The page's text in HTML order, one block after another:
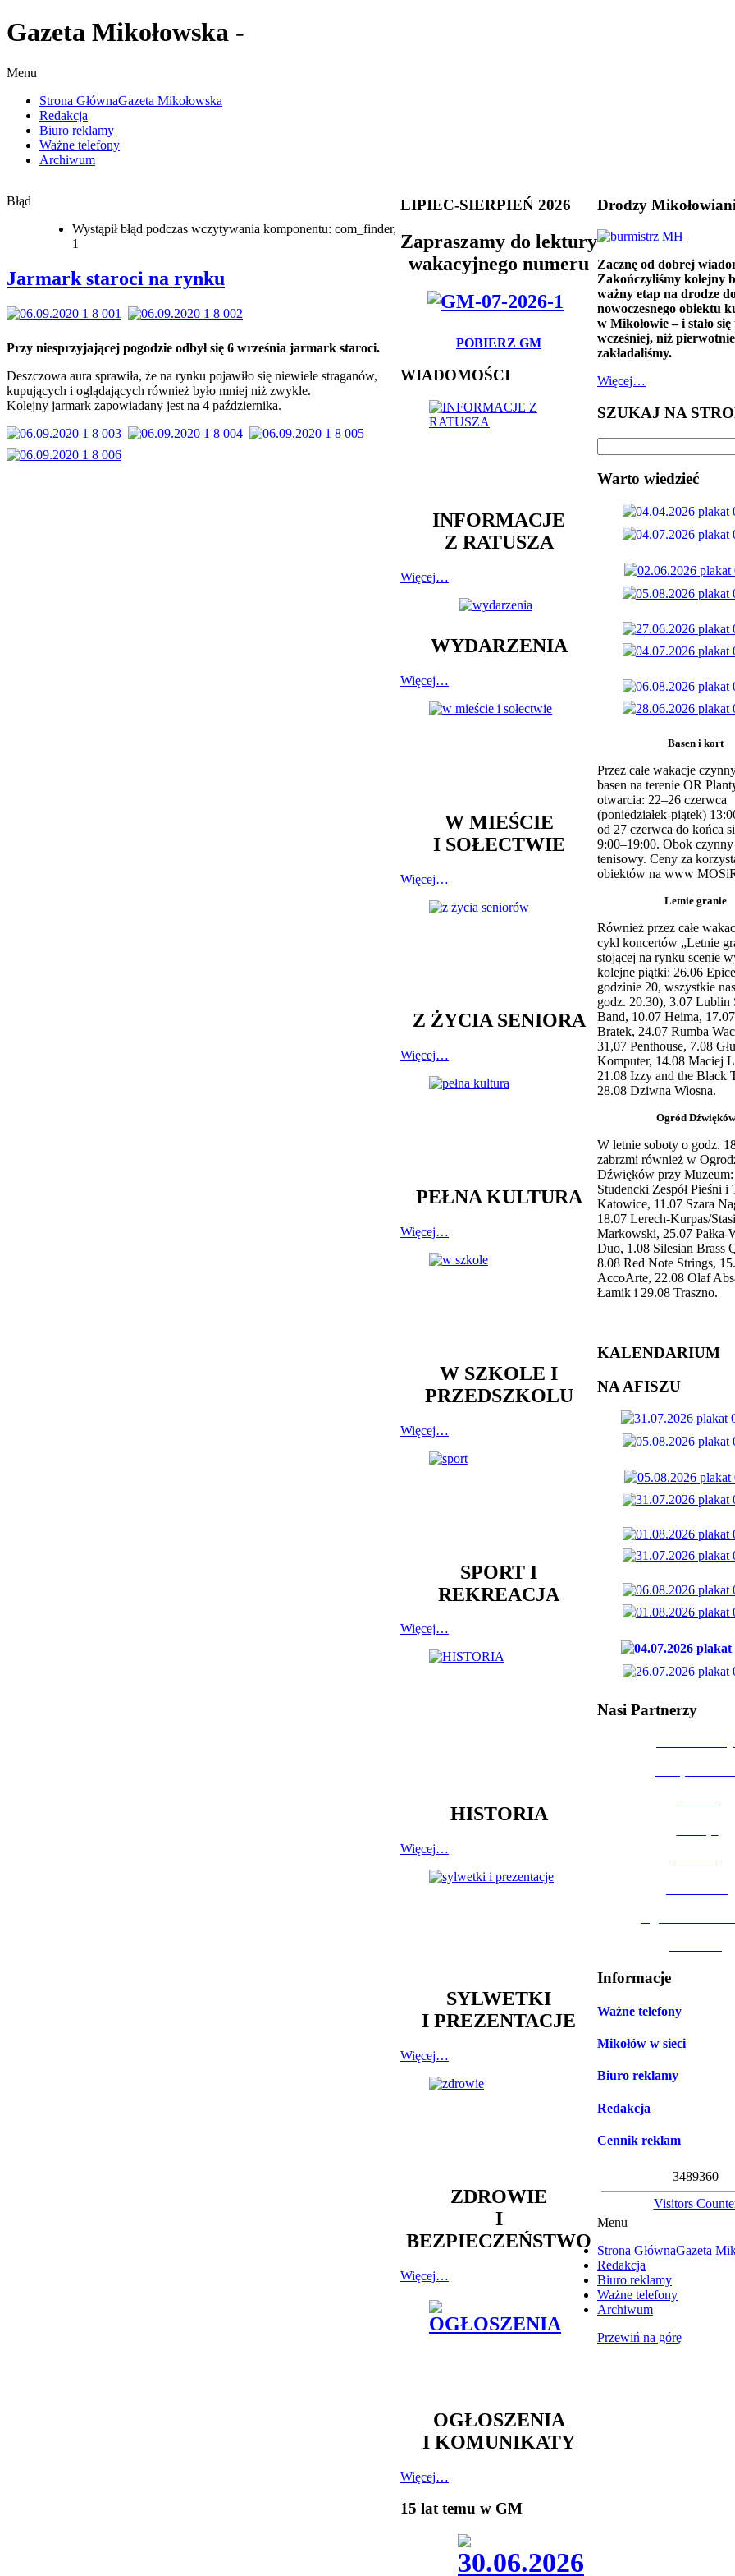
Gazeta Mikołowska -
Menu
Strona GłównaGazeta Mikołowska
Redakcja
Biuro reklamy
Ważne telefony
Archiwum
Błąd
Wystąpił błąd podczas wczytywania komponentu: com_finder,
1
Jarmark staroci na rynku
Przy niesprzyjającej pogodzie odbył się 6 września jarmark staroci.
Deszczowa aura sprawiła, że na rynku pojawiło się niewiele straganów,
kupujących i oglądających również było mniej niż zwykle.
Kolejny jarmark zapowiadany jest na 4 października.
LIPIEC-SIERPIEŃ 2026
Zapraszamy do lektury
wakacyjnego numeru
POBIERZ GM
WIADOMOŚCI
INFORMACJE
Z RATUSZA
Więcej…
WYDARZENIA
Więcej…
W MIEŚCIE
I SOŁECTWIE
Więcej…
Z ŻYCIA SENIORA
Więcej…
PEŁNA KULTURA
Więcej…
W SZKOLE I
PRZEDSZKOLU
Więcej…
SPORT I
REKREACJA
Więcej…
HISTORIA
Więcej…
SYLWETKI
I PREZENTACJE
Więcej…
ZDROWIE
I
BEZPIECZEŃSTWO
Więcej…
OGŁOSZENIA
I KOMUNIKATY
Więcej…
15 lat temu w GM
Drodzy
Zacznę od dobrej
Zakończyliśmy kolejny
ważny etap na drodze
nowoczesnego obiektu
w Mikołowie – i stało się
wcześniej, niż pierwotnie
zakładaliśmy.
Więcej…
SZUKAJ NA
Warto wiedzieć
Basen i kort
Przez całe wakacje
basen na terenie OR
otwarcia: 22–26 czerwca
(poniedziałek-piątek)
od 27 czerwca do końca
9:00–19:00. Obok
tenisowy. Ceny za
obiektów na www
Letnie granie
Również przez całe
cykl koncertów „Letnie
stojącej na rynku scenie
kolejne piątki: 26.06
godzinie 20, wszystkie
godz. 20.30), 3.07 Lublin
Band, 10.07 Heima,
Bratek, 24.07 Rumba
31,07 Penthouse, 7.08
Komputer, 14.08 Maciej
21.08 Izzy and the Black
28.08 Dziwna Wiosna.
Ogród Dźwięków
W letnie soboty o godz.
zabrzmi również w
Dźwięków przy
Studencki Zespół Pieśni i
Katowice, 11.07 Szara
18.07 Lerech-Kurpas/
Markowski, 25.07 Pałka-
Duo, 1.08 Silesian Brass
8.08 Red Note Strings,
AccoArte, 22.08 Olaf
Łamik i 29.08 Traszno.
KALENDARIUM
NA AFISZU
Nasi Partnerzy
Informacje
Ważne telefony
Mikołów w sieci
Biuro reklamy
Redakcja
Cennik reklam
3489360
Visitors
Menu
Strona GłównaGazeta
Redakcja
Biuro reklamy
Ważne telefony
Archiwum
Przewiń na górę